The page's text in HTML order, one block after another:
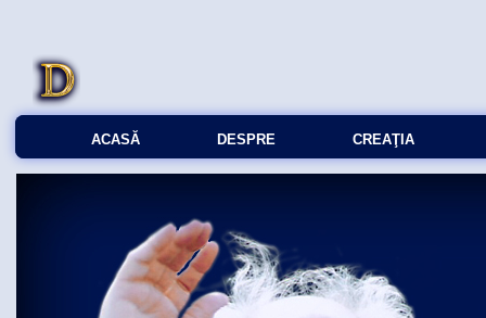
ACASĂ DESPRE CREAŢIA